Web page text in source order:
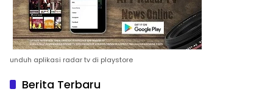
unduh aplikasi radar tv di playstore
Berita Terbaru